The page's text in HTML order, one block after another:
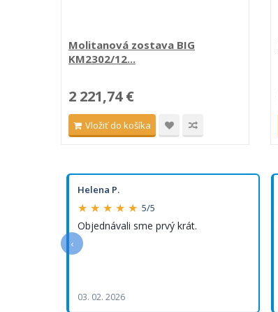
Molitanová zostava BIG
KM2302/12...
2 221,74 €
Vložiť do košíka
Helena P.
★ ★ ★ ★ ★ 5/5
Objednávali sme prvý krát.
03. 02. 2026
‹